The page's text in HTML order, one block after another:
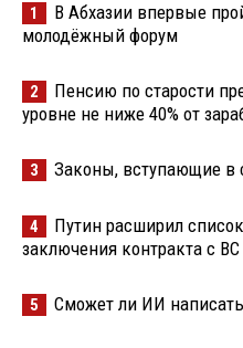
1
В Абхазии впервые
молодёжный форум
2
Пенсию по старости
уровне не ниже 40% от
3 Законы, вступающие в
4
Путин расширил
заключения контракта с
5 Сможет ли ИИ